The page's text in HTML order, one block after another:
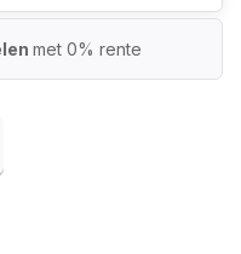
met 0% rente